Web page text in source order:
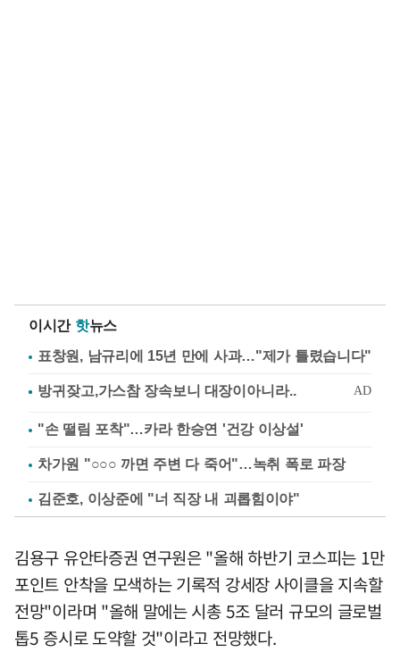
이시간 핫뉴스
표창원, 남규리에 15년 만에 사과…"제가 틀렸습니다"
"손 떨림 포착"…카라 한승연 '건강 이상설'
차가원 "○○○ 까면 주변 다 죽어"…녹취 폭로 파장
김준호, 이상준에 "너 직장 내 괴롭힘이야"
김용구 유안타증권 연구원은 "올해 하반기 코스피는 1만
포인트 안착을 모색하는 기록적 강세장 사이클을 지속할
전망"이라며 "올해 말에는 시총 5조 달러 규모의 글로벌
톱5 증시로 도약할 것"이라고 전망했다.